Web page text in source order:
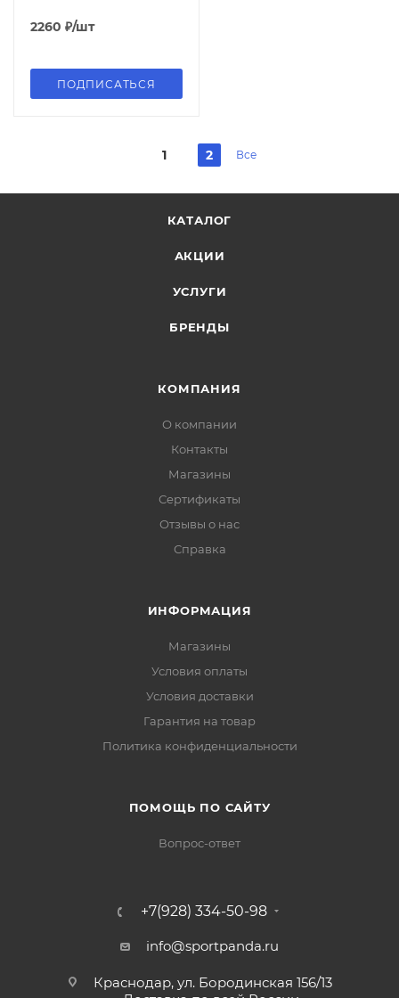
2260 ₽/шт
ПОДПИСАТЬСЯ
1 2 Все
КАТАЛОГ
АКЦИИ
УСЛУГИ
БРЕНДЫ
КОМПАНИЯ
О компании
Контакты
Магазины
Сертификаты
Отзывы о нас
Справка
ИНФОРМАЦИЯ
Магазины
Условия оплаты
Условия доставки
Гарантия на товар
Политика конфиденциальности
ПОМОЩЬ ПО САЙТУ
Вопрос-ответ
+7(928) 334-50-98
info@sportpanda.ru
Краснодар, ул. Бородинская 156/13